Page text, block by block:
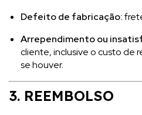
Defeito de fabricação:
Arrependimento ou
cliente, inclusive o custo de
se houver.
3. REEMBOLSO